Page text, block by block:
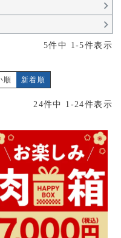
5件中 1 -5件表示
順 新着順
24件中 1 -24件表示